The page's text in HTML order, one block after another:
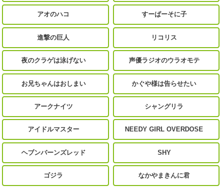
アオのハコ すーぱーそに子
進撃の巨人 リコリス
夜のクラゲは泳げない 声優ラジオのウラオモテ
お兄ちゃんはおしまい かぐや様は告らせたい
アークナイツ シャングリラ
アイドルマスター NEEDY GIRL OVERDOSE
ヘブンバーンズレッド SHY
ゴジラ なかやまきんに君